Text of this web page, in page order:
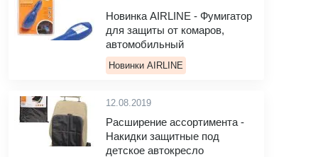
Новинка AIRLINE - Фумигатор
для защиты от комаров,
автомобильный
Новинки AIRLINE
12.08.2019
Расширение ассортимента -
Накидки защитные под
детское автокресло